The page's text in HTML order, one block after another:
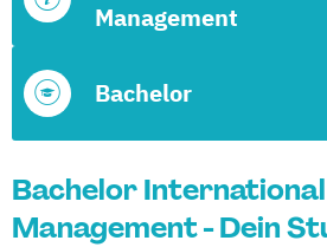
Bachelor
Management
Bachelor
Management - Dein